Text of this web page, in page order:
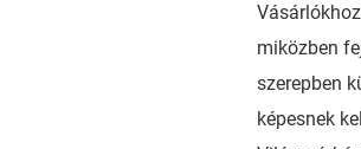
miközben
szerepben
képesnek